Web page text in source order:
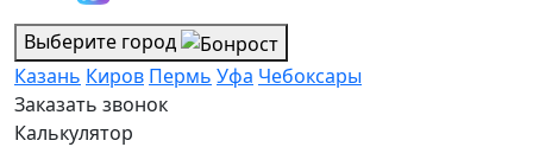
Выберите город
Казань Киров Пермь Уфа Чебоксары
Заказать звонок
Калькулятор